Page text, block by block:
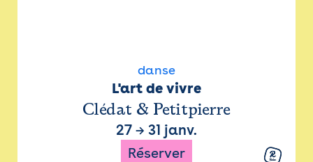
danse
L'art de vivre
Clédat & Petitpierre
27 → 31 janv.
Réserver